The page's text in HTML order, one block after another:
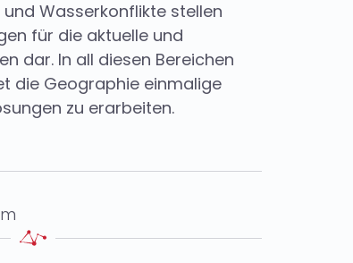
Wasserkonflikte stellen
für die aktuelle und
dar. In all diesen Bereichen
die Geographie einmalige
zu erarbeiten.